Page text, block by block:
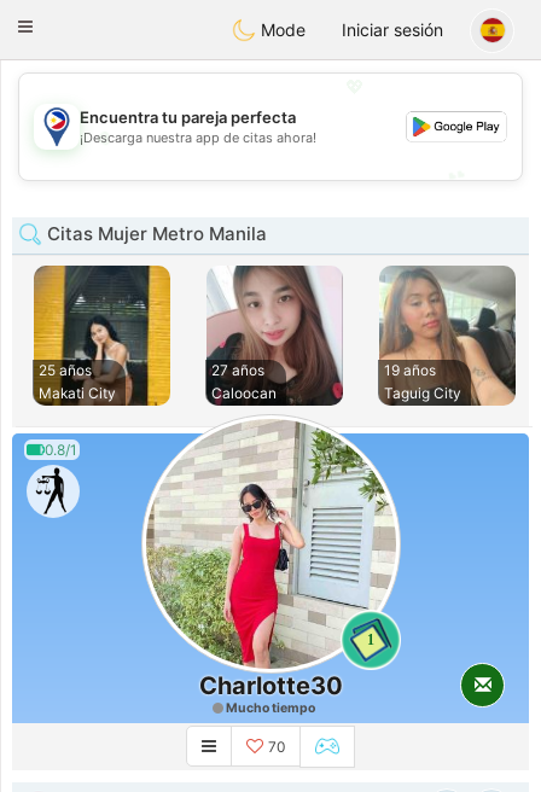
Philippines Chat
Toggle
Mode Iniciar sesión
💖
💕
Encuentra tu pareja perfecta
¡Descarga nuestra app de citas ahora!
Citas Mujer Metro Manila
25 años
Makati City
27 años
Caloocan
19 años
Taguig City
0.8/1
1
Charlotte30
Mucho tiempo
70